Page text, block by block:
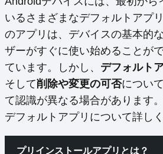
いるさまざまなデフォルトアプ
のアプリは、デバイスの基本的
ザーがすぐに使い始めることが
ています。しかし、 デフォルト
そして削除や変更の可否につい
て認識が異なる場合があります
デフォルトアプリについて詳し
プリインストールアプリとは？